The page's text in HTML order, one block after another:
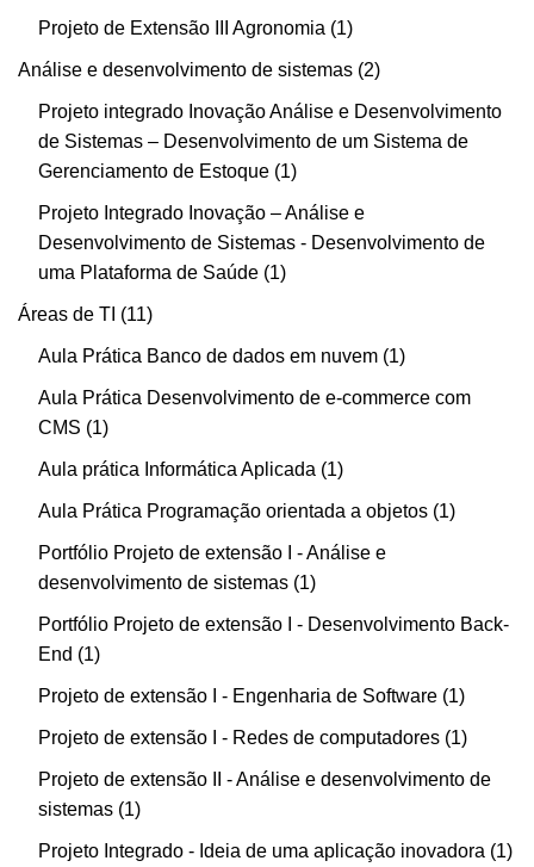
Projeto de Extensão III Agronomia 1
Análise e desenvolvimento de sistemas 2
Projeto integrado Inovação Análise e Desenvolvimento
de Sistemas – Desenvolvimento de um Sistema de
Gerenciamento de Estoque 1
Projeto Integrado Inovação – Análise e
Desenvolvimento de Sistemas - Desenvolvimento de
uma Plataforma de Saúde 1
Áreas de TI 11
Aula Prática Banco de dados em nuvem 1
Aula Prática Desenvolvimento de e-commerce com
CMS
1
Aula prática Informática Aplicada 1
Aula Prática Programação orientada a objetos 1
Portfólio Projeto de extensão I - Análise e
desenvolvimento de sistemas 1
Portfólio Projeto de extensão I - Desenvolvimento Back-
End
1
Projeto de extensão I - Engenharia de Software 1
Projeto de extensão I - Redes de computadores 1
Projeto de extensão II - Análise e desenvolvimento de
sistemas 1
Projeto Integrado - Ideia de uma aplicação inovadora 1